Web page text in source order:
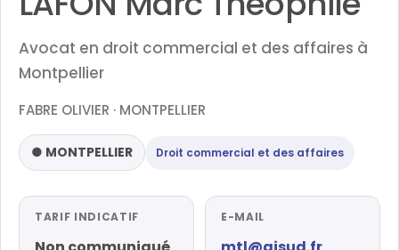
Avocat en droit commercial et des affaires à
Montpellier
FABRE OLIVIER · MONTPELLIER
● MONTPELLIER Droit commercial et des affaires
TARIF INDICATIF E-MAIL